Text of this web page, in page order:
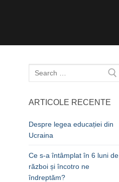
Caută
după:
ARTICOLE RECENTE
Despre legea educației din
Ucraina
Ce s-a întâmplat în 6 luni de
război și încotro ne
îndreptăm?